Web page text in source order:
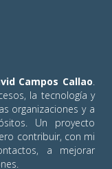
Campos Callao.
la tecnología y
organizaciones y a
Un proyecto
contribuir, con mi
a mejorar